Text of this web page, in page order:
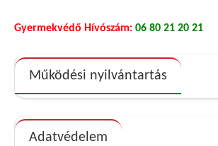
Gyermekvédő Hívószám: 06 80 21 20 21
Működési nyilvántartás
Adatvédelem